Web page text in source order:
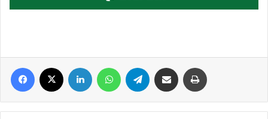
Facebook Linkedin WhatsAppTelegram Compartilhar via e-mail